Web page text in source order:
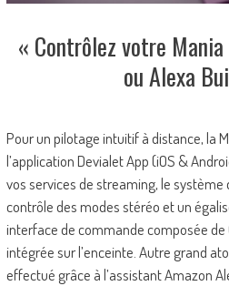
« Contrôlez votre
ou Alexa
Pour un pilotage intuitif à distance, la
l’application Devialet App (iOS &
vos services de streaming, le
contrôle des modes stéréo et un
interface de commande composée
intégrée sur l’enceinte. Autre grand
effectué grâce à l’assistant Amazon